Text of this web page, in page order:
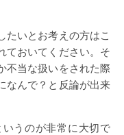
たいとお考えの方はこ
ておいてください。そ
不当な扱いをされた際
なんで？と反論が出来
うのが非常に大切で